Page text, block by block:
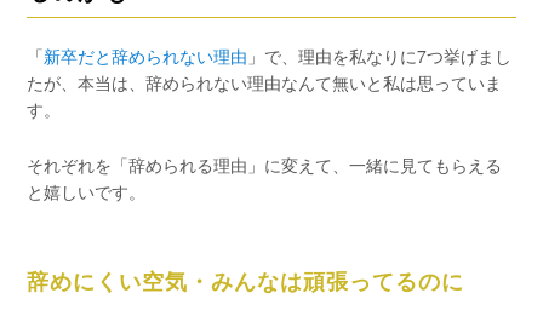
「新卒だと辞められない理由 」で、理由を私なりに7つ挙げまし
たが、本当は、辞められない理由なんて無いと私は思っていま
す。
それぞれを「辞められる理由」に変えて、一緒に見てもらえる
と嬉しいです。
辞めにくい空気・みんなは頑張ってるのに